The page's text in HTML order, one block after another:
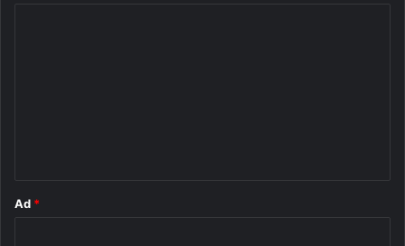
Ad *